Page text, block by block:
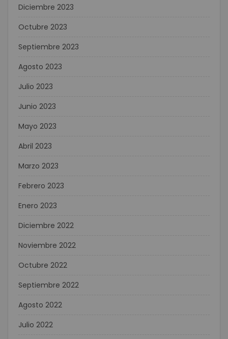
Diciembre 2023
Octubre 2023
Septiembre 2023
Agosto 2023
Julio 2023
Junio 2023
Mayo 2023
Abril 2023
Marzo 2023
Febrero 2023
Enero 2023
Diciembre 2022
Noviembre 2022
Octubre 2022
Septiembre 2022
Agosto 2022
Julio 2022